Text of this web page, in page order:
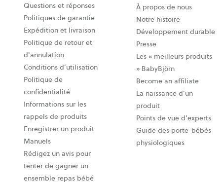
Questions et réponses
Politiques de garantie
Expédition et livraison
Politique de retour et
d'annulation
Conditions d’utilisation
Politique de
confidentialité
Informations sur les
rappels de produits
Enregistrer un produit
Manuels
Rédigez un avis pour
tenter de gagner un
ensemble repas bébé
À propos de nous
Notre histoire
Développement durable
Presse
Les « meilleurs produits
» BabyBjörn
Become an affiliate
La naissance d’un
produit
Points de vue d’experts
Guide des porte-bébés
physiologiques